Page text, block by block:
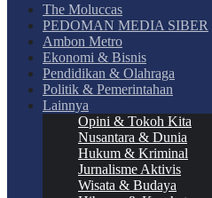
The Moluccas
PEDOMAN MEDIA SIBER
Ambon Metro
Ekonomi & Bisnis
Pendidikan & Olahraga
Politik & Pemerintahan
Lainnya
Opini & Tokoh Kita
Nusantara & Dunia
Hukum & Kriminal
Jurnalisme Aktivis
Wisata & Budaya